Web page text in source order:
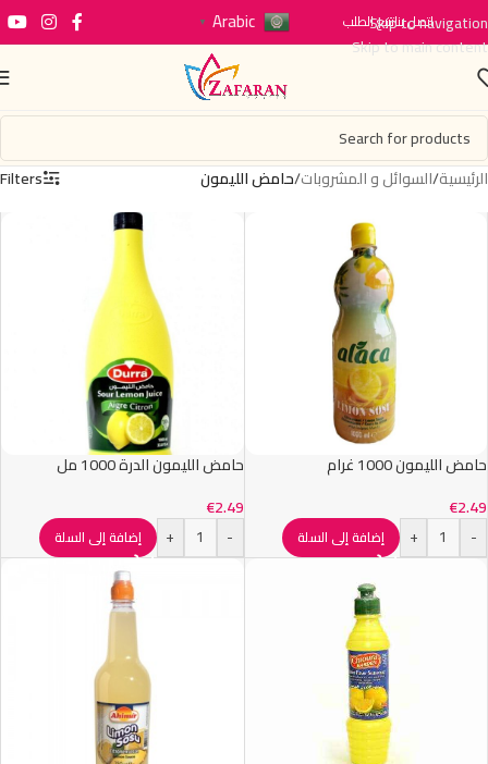
Skip to navigation
Skip to main content
اتصل بناتتبع الطلب Arabic
▼
الرئيسية/السوائل و المشروبات/حامض الليمون Filters
حامض الليمون 1000 غرام
€2.49
-
+ إضافة إلى السلة
حامض الليمون الدرة 1000 مل
€2.49
-
+ إضافة إلى السلة